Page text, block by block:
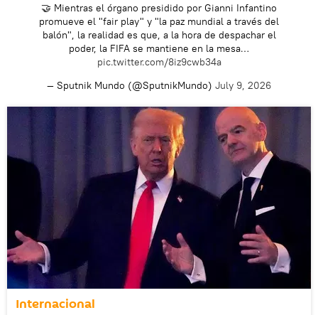
🤝 Mientras el órgano presidido por Gianni Infantino
promueve el "fair play" y "la paz mundial a través del
balón", la realidad es que, a la hora de despachar el
poder, la FIFA se mantiene en la mesa…
pic.twitter.com/8iz9cwb34a
— Sputnik Mundo (@SputnikMundo) July 9, 2026
Internacional